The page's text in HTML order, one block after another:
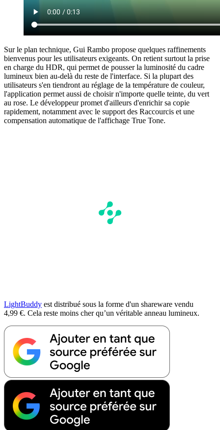
Sur le plan technique, Gui Rambo propose quelques raffinements
bienvenus pour les utilisateurs exigeants. On retient surtout la prise
en charge du HDR, qui permet de pousser la luminosité du cadre
lumineux bien au-delà du reste de l'interface. Si la plupart des
utilisateurs s'en tiendront au réglage de la température de couleur,
l'application permet aussi de choisir n'importe quelle teinte, du vert
au rose. Le développeur promet d'ailleurs d'enrichir sa copie
rapidement, notamment avec le support des Raccourcis et une
compensation automatique de l'affichage True Tone.
LightBuddy est distribué sous la forme d'un shareware vendu
4,99 €. Cela reste moins cher qu’un véritable anneau lumineux.